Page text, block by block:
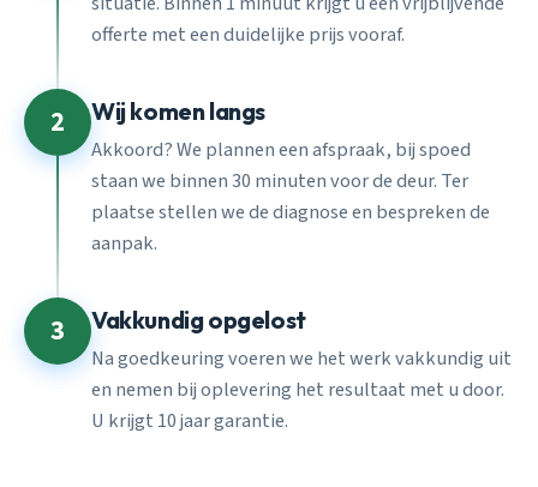
offerte met een duidelijke prijs vooraf.
2 Wij komen langs
Akkoord? We plannen een afspraak, bij spoed
staan we binnen 30 minuten voor de deur. Ter
plaatse stellen we de diagnose en bespreken de
aanpak.
3 Vakkundig opgelost
Na goedkeuring voeren we het werk vakkundig uit
en nemen bij oplevering het resultaat met u door.
U krijgt 10 jaar garantie.